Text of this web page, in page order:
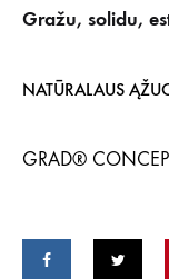
Gražu, solidu,
NATŪRALAUS
GRAD®